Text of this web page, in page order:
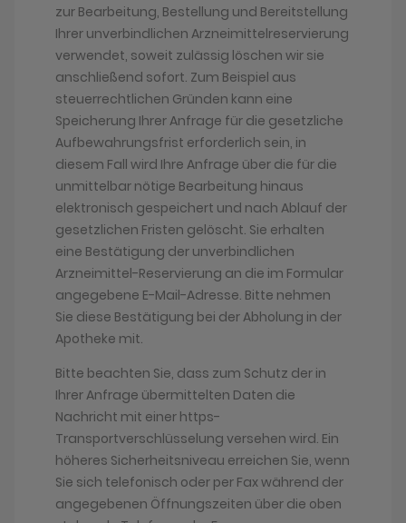
zur Bearbeitung, Bestellung und Bereitstellung
Ihrer unverbindlichen Arzneimittelreservierung
verwendet, soweit zulässig löschen wir sie
anschließend sofort. Zum Beispiel aus
steuerrechtlichen Gründen kann eine
Speicherung Ihrer Anfrage für die gesetzliche
Aufbewahrungsfrist erforderlich sein, in
diesem Fall wird Ihre Anfrage über die für die
unmittelbar nötige Bearbeitung hinaus
elektronisch gespeichert und nach Ablauf der
gesetzlichen Fristen gelöscht. Sie erhalten
eine Bestätigung der unverbindlichen
Arzneimittel-Reservierung an die im Formular
angegebene E-Mail-Adresse. Bitte nehmen
Sie diese Bestätigung bei der Abholung in der
Apotheke mit.
Bitte beachten Sie, dass zum Schutz der in
Ihrer Anfrage übermittelten Daten die
Nachricht mit einer https-
Transportverschlüsselung versehen wird. Ein
höheres Sicherheitsniveau erreichen Sie, wenn
Sie sich telefonisch oder per Fax während der
angegebenen Öffnungszeiten über die oben